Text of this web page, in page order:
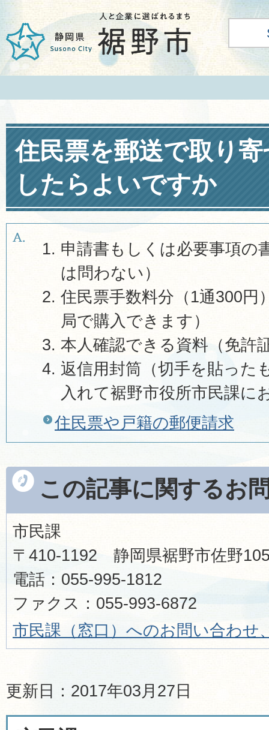
住民票を郵送で取り
したらよいですか
申請書もしくは必要事項の
は問わない）
住民票手数料分（1通300円
局で購入できます）
本人確認できる資料（免許
返信用封筒（切手を貼った
入れて裾野市役所市民課に
住民票や戸籍の郵便請求
この記事に関するお
市民課
〒410-1192 静岡県裾野市佐野
電話：055-995-1812
ファクス：055-993-6872
市民課（窓口）へのお問い合わせ
更新日：2017年03月27日